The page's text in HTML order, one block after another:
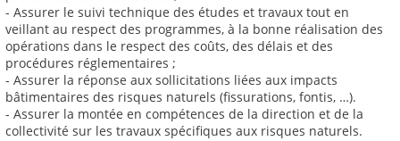
- Assurer le suivi technique des études et travaux tout en
veillant au respect des programmes, à la bonne réalisation des
opérations dans le respect des coûts, des délais et des
procédures réglementaires ;
- Assurer la réponse aux sollicitations liées aux impacts
bâtimentaires des risques naturels (fissurations, fontis, …).
- Assurer la montée en compétences de la direction et de la
collectivité sur les travaux spécifiques aux risques naturels.